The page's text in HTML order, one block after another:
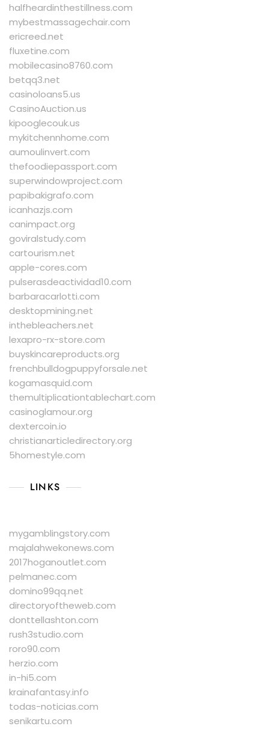
halfheardinthestillness.com
mybestmassagechair.com
ericreed.net
fluxetine.com
mobilecasino8760.com
betqq3.net
casinoloans5.us
CasinoAuction.us
kipooglecouk.us
mykitchennhome.com
aumoulinvert.com
thefoodiepassport.com
superwindowproject.com
papibakigrafo.com
icanhazjs.com
canimpact.org
goviralstudy.com
cartourism.net
apple-cores.com
pulserasdeactividad10.com
barbaracarlotti.com
desktopmining.net
inthebleachers.net
lexapro-rx-store.com
buyskincareproducts.org
frenchbulldogpuppyforsale.net
kogamasquid.com
themultiplicationtablechart.com
casinoglamour.org
dextercoin.io
christianarticledirectory.org
5homestyle.com
LINKS
mygamblingstory.com
majalahwekonews.com
2017hoganoutlet.com
pelmanec.com
domino99qq.net
directoryoftheweb.com
donttellashton.com
rush3studio.com
roro90.com
herzio.com
in-hi5.com
krainafantasy.info
todas-noticias.com
senikartu.com